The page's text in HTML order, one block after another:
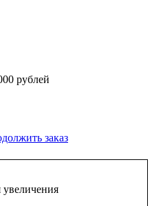
рублей
заказ